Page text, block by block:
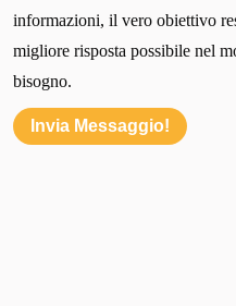
informazioni, il vero obiettivo
migliore risposta possibile nel
bisogno.